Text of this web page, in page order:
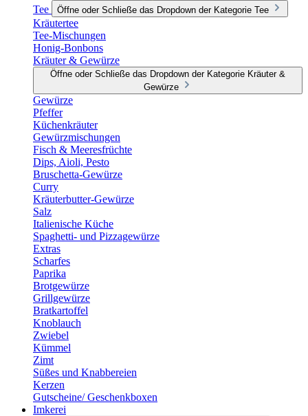
Tee
Öffne oder Schließe das Dropdown der Kategorie Tee
Kräutertee
Tee-Mischungen
Honig-Bonbons
Kräuter & Gewürze
Öffne oder Schließe das Dropdown der Kategorie Kräuter &
Gewürze
Gewürze
Pfeffer
Küchenkräuter
Gewürzmischungen
Fisch & Meeresfrüchte
Dips, Aioli, Pesto
Bruschetta-Gewürze
Curry
Kräuterbutter-Gewürze
Salz
Italienische Küche
Spaghetti- und Pizzagewürze
Extras
Scharfes
Paprika
Brotgewürze
Grillgewürze
Bratkartoffel
Knoblauch
Zwiebel
Kümmel
Zimt
Süßes und Knabbereien
Kerzen
Gutscheine/ Geschenkboxen
Imkerei